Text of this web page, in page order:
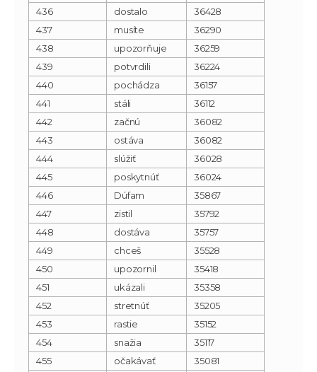
436 dostalo
36428
437
musíte
36290
438
upozorňuje
36259
439
potvrdili
36224
440
pochádza
36157
441
stáli
36112
442
začnú
36082
443
ostáva
36082
444
slúžiť
36028
445
poskytnúť
36024
446
Dúfam
35867
447
zistil
35792
448
dostáva
35757
449
chceš
35528
450
upozornil
35418
451
ukázali
35358
452
stretnúť
35205
453
rastie
35152
454
snažia
35117
455
očakávať
35081